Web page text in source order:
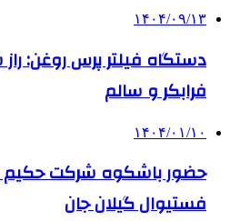
۱۴۰۴/۰۹/۱۳
دستگاه فیلتر پرس روغن:
فرابکر و سالم
۱۴۰۴/۰۱/۱۰
حضور باشکوه شرکت حکیم
فستیوال گیلان جان